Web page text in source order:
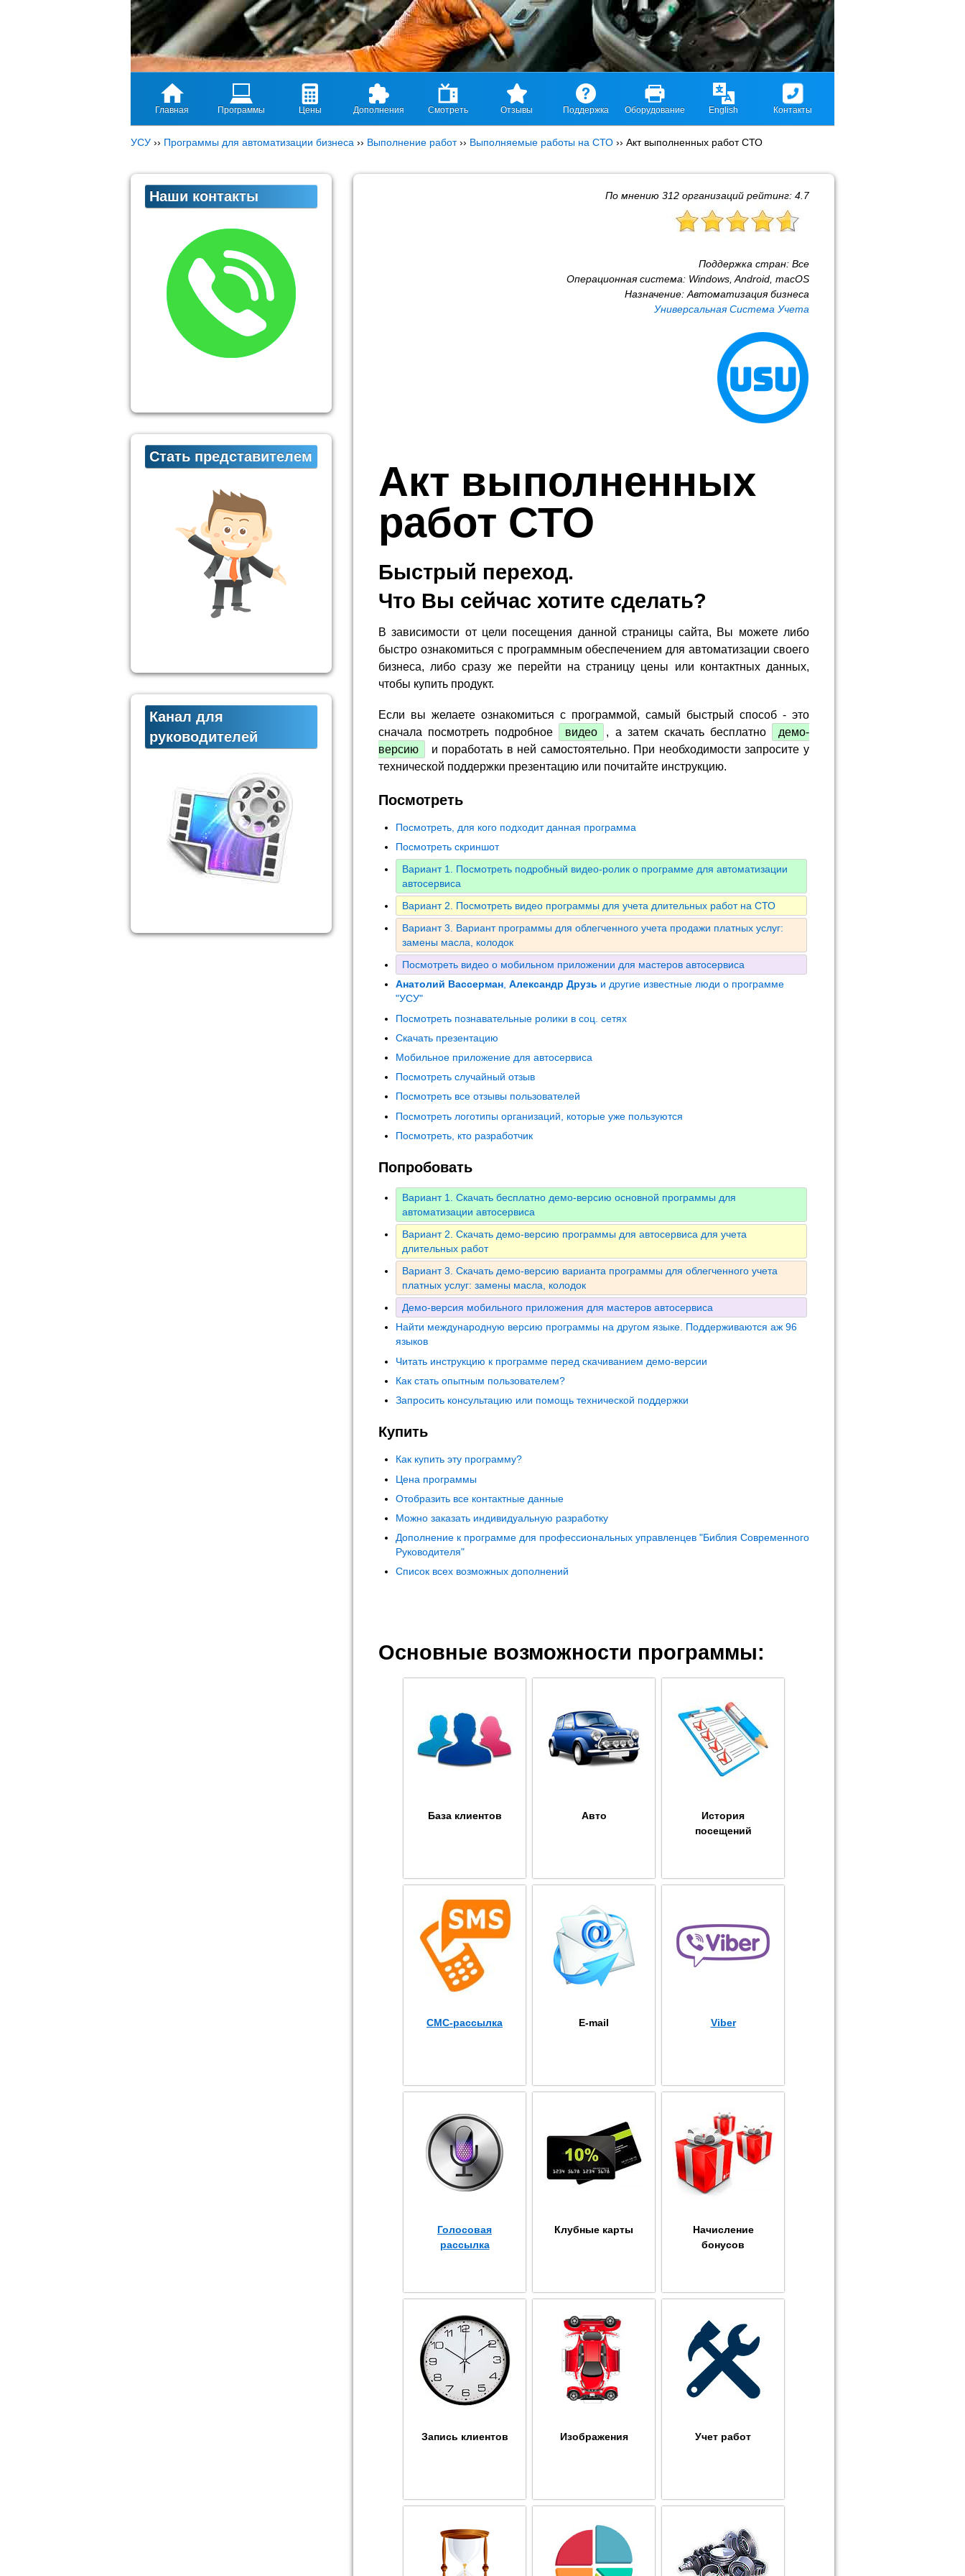
Главная Программы Цены Дополнения Смотреть Отзывы Поддержка Оборудование English Контакты
УСУ ›› Программы для автоматизации бизнеса ›› Выполнение работ›› Выполняемые работы на СТО ›› Акт выполненных работ СТО
По мнению 312 организаций рейтинг: 4.7
Поддержка стран: Все
Операционная система: Windows, Android, macOS
Назначение: Автоматизация бизнеса
Универсальная Система Учета
Акт выполненных
работ СТО
Быстрый переход.
Что Вы сейчас хотите сделать?
В зависимости от цели посещения данной страницы сайта, Вы можете либо
быстро ознакомиться с программным обеспечением для автоматизации своего
бизнеса, либо сразу же перейти на страницу цены или контактных данных,
чтобы купить продукт.
Если вы желаете ознакомиться с программой, самый быстрый способ - это
сначала посмотреть подробное
видео , а затем скачать бесплатно
демо-
версию
и поработать в ней самостоятельно. При необходимости запросите у
технической поддержки презентацию или почитайте инструкцию.
Посмотреть
Посмотреть, для кого подходит данная программа
Посмотреть скриншот
Вариант 1. Посмотреть подробный видео-ролик о программе для автоматизации
автосервиса
Вариант 2. Посмотреть видео программы для учета длительных работ на СТО
Вариант 3. Вариант программы для облегченного учета продажи платных услуг:
замены масла, колодок
Посмотреть видео о мобильном приложении для мастеров автосервиса
Анатолий Вассерман, Александр Друзь и другие известные люди о программе
"УСУ"
Посмотреть познавательные ролики в соц. сетях
Скачать презентацию
Мобильное приложение для автосервиса
Посмотреть случайный отзыв
Посмотреть все отзывы пользователей
Посмотреть логотипы организаций, которые уже пользуются
Посмотреть, кто разработчик
Попробовать
Вариант 1. Скачать бесплатно демо-версию основной программы для
автоматизации автосервиса
Вариант 2. Скачать демо-версию программы для автосервиса для учета
длительных работ
Вариант 3. Скачать демо-версию варианта программы для облегченного учета
платных услуг: замены масла, колодок
Демо-версия мобильного приложения для мастеров автосервиса
Найти международную версию программы на другом языке. Поддерживаются аж 96
языков
Читать инструкцию к программе перед скачиванием демо-версии
Как стать опытным пользователем?
Запросить консультацию или помощь технической поддержки
Купить
Как купить эту программу?
Цена программы
Отобразить все контактные данные
Можно заказать индивидуальную разработку
Дополнение к программе для профессиональных управленцев "Библия Современного
Руководителя"
Список всех возможных дополнений
Основные возможности программы:
База клиентов Авто
История
посещений
СМС-рассылка E-mail Viber
Голосовая
рассылка
Клубные карты
Начисление
бонусов
Запись клиентов Изображения Учет работ
Наши контакты
Стать представителем
Канал для
руководителей